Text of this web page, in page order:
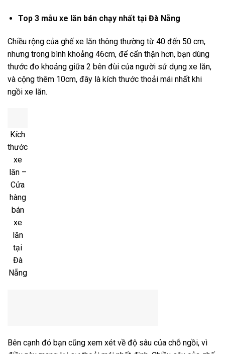
Top 3 mẫu xe lăn bán chạy nhất tại Đà Nẵng
Chiều rộng của ghế xe lăn thông thường từ 40 đến 50 cm,
nhưng trong bình khoảng 46cm, để cẩn thận hơn, bạn dùng
thước đo khoảng giữa 2 bên đùi của người sử dụng xe lăn,
và cộng thêm 10cm, đây là kích thước thoải mái nhất khi
ngồi xe lăn.
Kích
thước
xe
lăn –
Cửa
hàng
bán
xe
lăn
tại
Đà
Nẵng
Bên cạnh đó bạn cũng xem xét về độ sâu của chỗ ngồi, vì